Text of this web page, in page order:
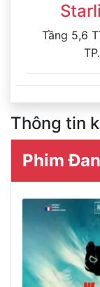
Tầng 5,6
Thông tin
Phim